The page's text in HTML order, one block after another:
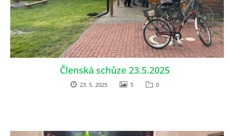
Členská schůze 23.5.2025
23. 5. 2025 5 0